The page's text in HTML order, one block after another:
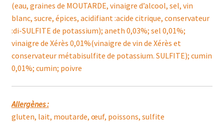
(eau, graines de MOUTARDE, vinaigre d’alcool, sel, vin
blanc, sucre, épices, acidifiant :acide citrique, conservateur
:di-SULFITE de potassium); aneth 0,03%; sel 0,01%;
vinaigre de Xérès 0,01%(vinaigre de vin de Xérès et
conservateur métabisulfite de potassium. SULFITE); cumin
0,01%; cumin; poivre
Allergènes :
gluten, lait, moutarde, œuf, poissons, sulfite